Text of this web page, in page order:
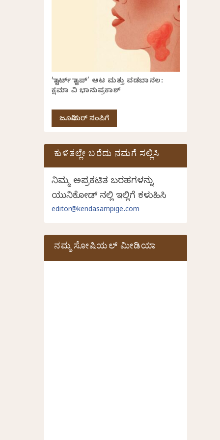
‘ಸ್ಟಾರ್ಟ್ ಸ್ಟಾಪ್’ ಆಟ ಮತ್ತು ವಡಬಾನಲ:
ಕ್ಷಮಾ ವಿ ಭಾನುಪ್ರಕಾಶ್
ಜೂನಿಯರ್ ಸಂಪಿಗೆ
ಕುಳಿತಲ್ಲೇ ಬರೆದು ನಮಗೆ ಸಲ್ಲಿಸಿ
ನಿಮ್ಮ ಅಪ್ರಕಟಿತ ಬರಹಗಳನ್ನು
ಯುನಿಕೋಡ್ ನಲ್ಲಿ ಇಲ್ಲಿಗೆ ಕಳುಹಿಸಿ
editor@kendasampige.com
ನಮ್ಮ ಸೋಷಿಯಲ್‌ ಮೀಡಿಯಾ